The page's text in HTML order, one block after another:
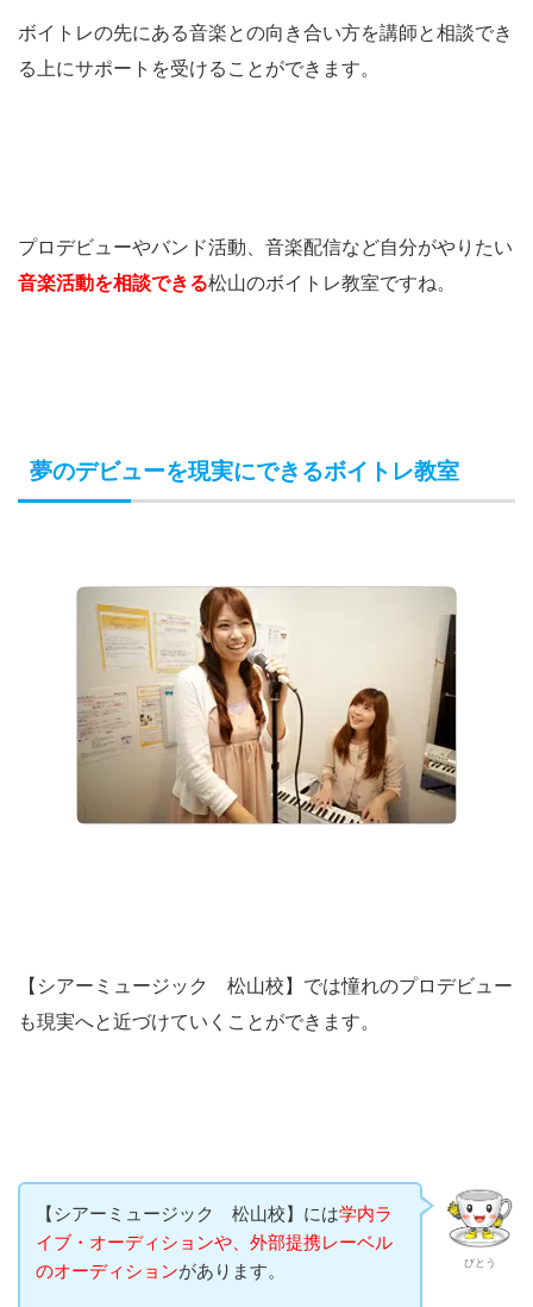
ボイトレの先にある音楽との向き合い方を講師と相談でき
る上にサポートを受けることができます。
プロデビューやバンド活動、音楽配信など自分がやりたい
音楽活動を相談できる松山のボイトレ教室ですね。
夢のデビューを現実にできるボイトレ教室
【シアーミュージック 松山校】では憧れのプロデビュー
も現実へと近づけていくことができます。
びとう
【シアーミュージック 松山校】には学内ラ
イブ・オーディションや、外部提携レーベル
のオーディションがあります。